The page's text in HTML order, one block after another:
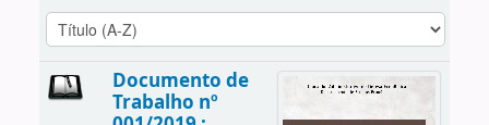
Documento de
Trabalho nº